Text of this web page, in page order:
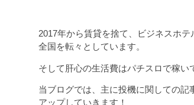
2017年から賃貸を捨て、ビジネスホテ
全国を転々としています。
そして肝心の生活費はパチスロで稼い
当ブログでは、主に投機に関しての記
アップしていきます！